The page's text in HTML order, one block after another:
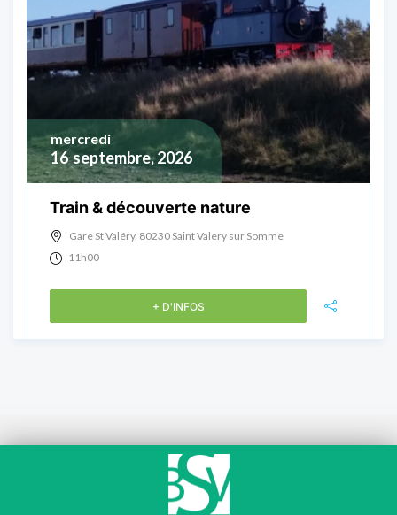
16 septembre, 2026
mercredi
Train & découverte nature
Gare St Valéry, 80230 Saint Valery sur Somme
11h00
+ D'INFOS